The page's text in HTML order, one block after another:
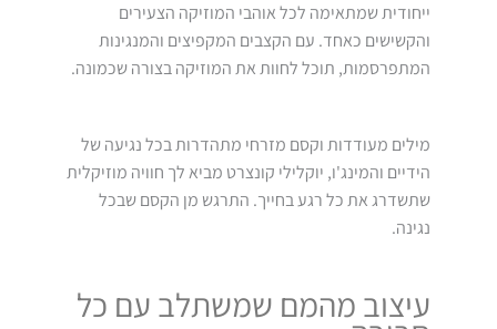
ייחודית שמתאימה לכל אוהבי המוזיקה הצעירים
והקשישים כאחד. עם הקצבים המקפיצים והמנגינות
המתפרסמות, תוכל לחוות את המוזיקה בצורה שכמונה.
מילים מעודדות וקסם מזרחי מתהדרות בכל נגיעה של
הידיים והמינג'ו, יוקלילי קונצרט מביא לך חוויה מוזיקלית
שתשדרג את כל רגע בחייך. התרגש מן הקסם שבכל
נגינה.
עיצוב מהמם שמשתלב עם כל